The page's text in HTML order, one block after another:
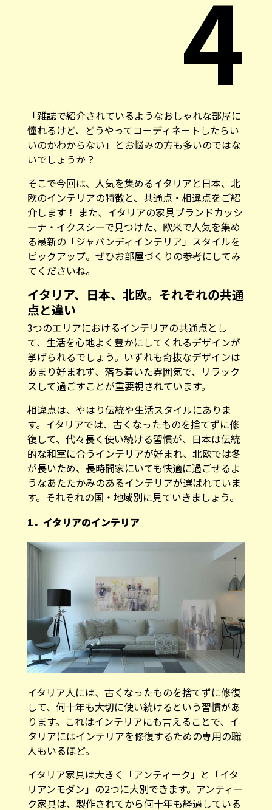
4
「雑誌で紹介されているようなおしゃれな部屋に
憧れるけど、どうやってコーディネートしたらい
いのかわからない」とお悩みの方も多いのではな
いでしょうか？
そこで今回は、人気を集めるイタリアと日本、北
欧のインテリアの特徴と、共通点・相違点をご紹
介します！ また、イタリアの家具ブランドカッシ
ーナ・イクスシーで見つけた、欧米で人気を集め
る最新の「ジャパンディインテリア」スタイルを
ピックアップ。ぜひお部屋づくりの参考にしてみ
てくださいね。
イタリア、日本、北欧。それぞれの共通
点と違い
3つのエリアにおけるインテリアの共通点とし
て、生活を心地よく豊かにしてくれるデザインが
挙げられるでしょう。いずれも奇抜なデザインは
あまり好まれず、落ち着いた雰囲気で、リラック
スして過ごすことが重要視されています。
相違点は、やはり伝統や生活スタイルにありま
す。イタリアでは、古くなったものを捨てずに修
復して、代々長く使い続ける習慣が、日本は伝統
的な和室に合うインテリアが好まれ、北欧では冬
が長いため、長時間家にいても快適に過ごせるよ
うなあたたかみのあるインテリアが選ばれていま
す。それぞれの国・地域別に見ていきましょう。
1．イタリアのインテリア
イタリア人には、古くなったものを捨てずに修復
して、何十年も大切に使い続けるという習慣があ
ります。これはインテリアにも言えることで、イ
タリアにはインテリアを修復するための専用の職
人もいるほど。
イタリア家具は大きく「アンティーク」と「イタ
リアンモダン」の2つに大別できます。アンティー
ク家具は、製作されてから何十年も経過している